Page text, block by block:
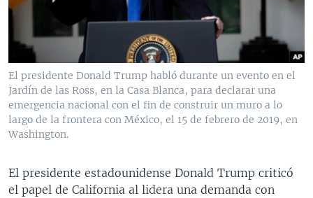
BRASIL
ENTRETENIMIENTO Y CULTURA
TECNOLOGÍA
DEPORTES
CIENCIA Y SALUD
MULTIMEDIA
VIDEOS
FOTOGRAFÍA
AUDIOS
PROGRAMAS TV
EL MUNDO AL DÍA
FORO INTERAMERICANO
VISIÓN 360
LAS CLAVES
RADIO
AVANCE INFORMATIVO
AUDIONOTICIAS
BUENOS DÍAS AMÉRICA
EL MUNDO AL DÍA [RADIO]
DIRECT
DOCUMENTALES DE LA VOA
SÍGANOS
El presidente Donald Trump habló durante un evento en el
Jardín de las Ross, en la Casa Blanca, para declarar una
emergencia nacional con el fin de construir un muro a lo
largo de la frontera con México, el 15 de febrero de 2019, en
Washington.
El presidente estadounidense Donald Trump criticó
el papel de California al lidera una demanda con